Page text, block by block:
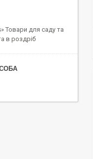
Товари для саду та
в роздріб